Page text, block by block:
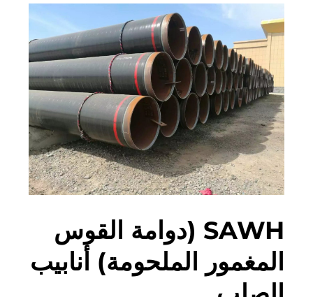
SAWH (دوامة القوس
المغمور الملحومة) أنابيب